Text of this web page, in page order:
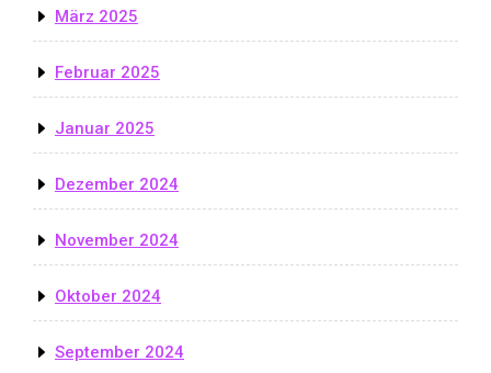
März 2025
Februar 2025
Januar 2025
Dezember 2024
November 2024
Oktober 2024
September 2024